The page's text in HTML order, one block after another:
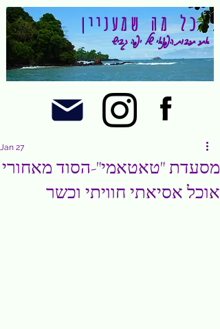
אתר תרבות הפנאי של יפה גביש
כל מה שמעניין
מסעדת "טאטאמי"-הסוד מאחורי
אוכל אסיאתי חוויתי וכשר
Jan 27